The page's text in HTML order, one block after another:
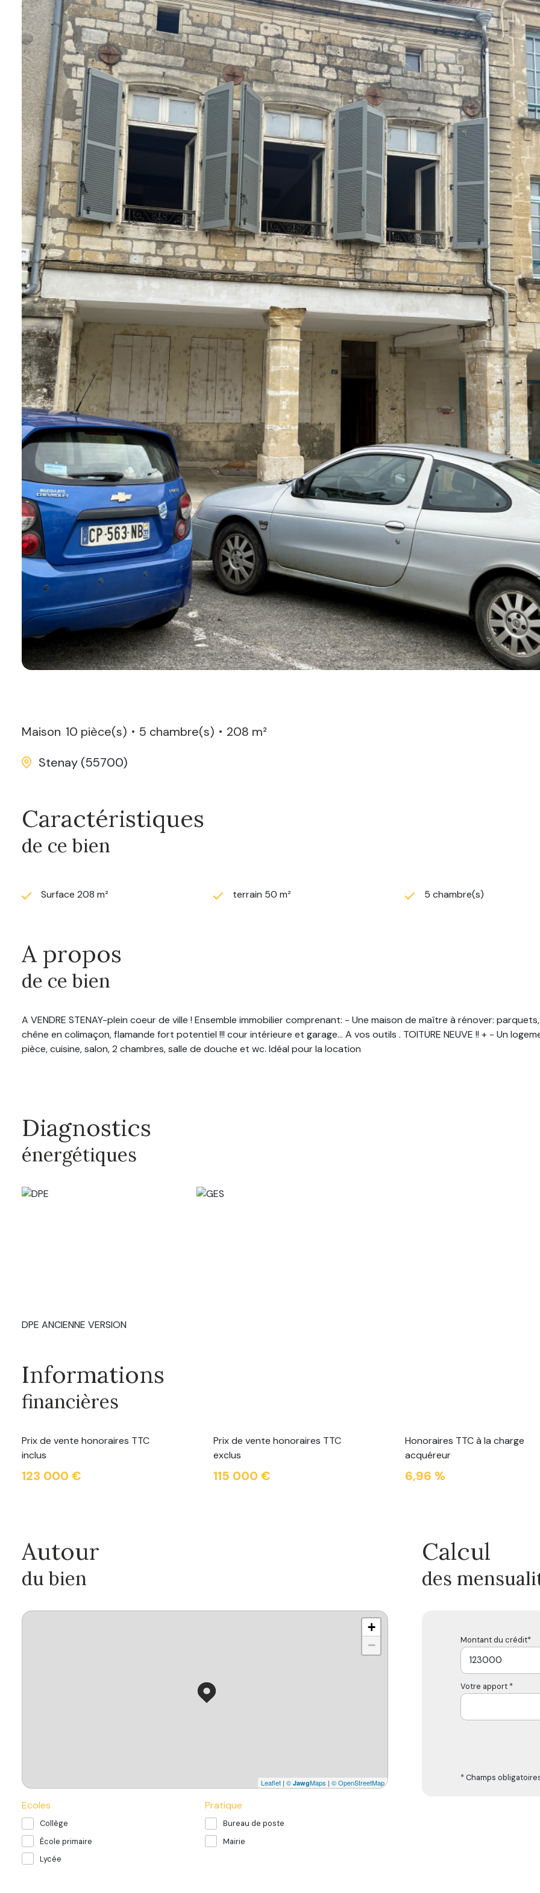
Maison 10 pièce(s) 5 chambre(s)
208 m²
Stenay (55700)
Caractéristiques
de ce bien
Surface 208 m² terrain 50 m² 5 chambre(s)
A propos
de ce bien
A VENDRE STENAY-plein coeur de ville ! Ensemble immobilier comprenant: - Une maison de maître à rénover:
chêne en colimaçon, flamande fort potentiel !!! cour intérieure et garage... A vos outils . TOITURE NEUVE !! + - Un
pièce, cuisine, salon, 2 chambres, salle de douche et wc. Idéal pour la location
Diagnostics
énergétiques
DPE ANCIENNE VERSION
Informations
financières
Prix de vente honoraires TTC
inclus
123 000 €
Prix de vente honoraires TTC
exclus
115 000 €
Honoraires TTC à la charge
acquéreur
6,96 %
Autour
du bien
+
−
Leaflet | © JawgMaps | © OpenStreetMap
Ecoles
Collège
École primaire
Lycée
Pratique
Bureau de poste
Mairie
Calcul
des
Montant du crédit*
Votre apport *
* Champs